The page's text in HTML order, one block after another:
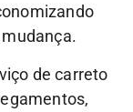
de carreto